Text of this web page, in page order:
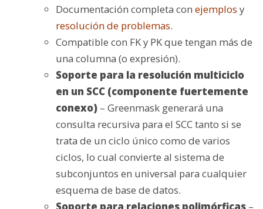
Documentación completa con ejemplos y
resolución de problemas.
Compatible con FK y PK que tengan más de
una columna (o expresión).
Soporte para la resolución multiciclo
en un SCC (componente fuertemente
conexo) – Greenmask generará una
consulta recursiva para el SCC tanto si se
trata de un ciclo único como de varios
ciclos, lo cual convierte al sistema de
subconjuntos en universal para cualquier
esquema de base de datos.
Soporte para relaciones polimórficas –